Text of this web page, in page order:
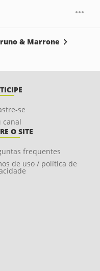
& Marrone
se
canal
O SITE
frequentes
de uso / política de